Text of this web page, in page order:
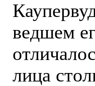
ведшем
лица